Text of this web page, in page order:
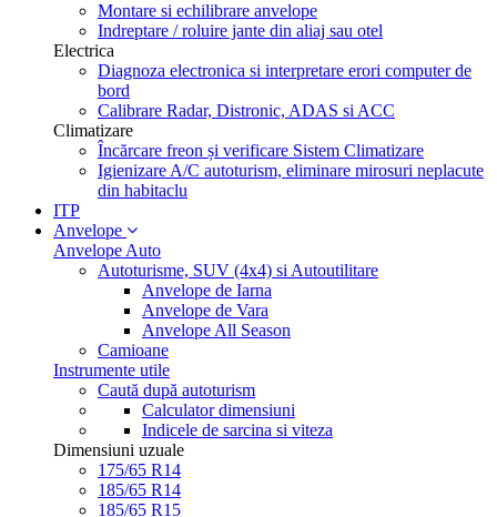
Montare si echilibrare anvelope
Indreptare / roluire jante din aliaj sau otel
Electrica
Diagnoza electronica si interpretare erori computer de
bord
Calibrare Radar, Distronic, ADAS si ACC
Climatizare
Încărcare freon și verificare Sistem Climatizare
Igienizare A/C autoturism, eliminare mirosuri neplacute
din habitaclu
ITP
Anvelope
Anvelope Auto
Autoturisme, SUV (4x4) si Autoutilitare
Anvelope de Iarna
Anvelope de Vara
Anvelope All Season
Camioane
Instrumente utile
Caută după autoturism
Calculator dimensiuni
Indicele de sarcina si viteza
Dimensiuni uzuale
175/65 R14
185/65 R14
185/65 R15